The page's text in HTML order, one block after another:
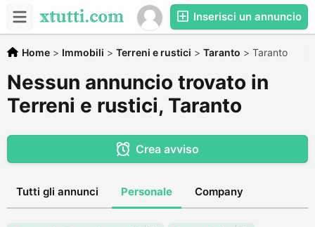
Inserisci un annuncio
Home > Immobili > Terreni e rustici > Taranto > Taranto
Nessun annuncio trovato in
Terreni e rustici, Taranto
Crea avviso
Tutti gli annunci Personale Company